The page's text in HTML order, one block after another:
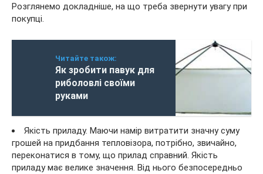
Розглянемо докладніше, на що треба звернути увагу при
покупці.
Читайте також:
Як зробити павук для
риболовлі своїми
руками
Якість приладу. Маючи намір витратити значну суму
грошей на придбання тепловізора, потрібно, звичайно,
переконатися в тому, що прилад справний. Якість
приладу має велике значення. Від нього безпосередньо